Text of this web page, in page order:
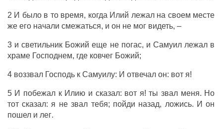
2 И было в то время, когда Илий лежална своем месте
же его начали смежаться, и он не мог видеть, –
3 исветильник Божий еще не погас, и Самуил лежал в
храме Господнем, где ковчег Божий;
4 воззвал Господьк Самуилу: И отвечалон: вот я!
5 И побежалк Илию и сказал: вот я! тызвал меня. Но
тотсказал: я незвал тебя; пойди назад, ложись. И он
пошели лег.